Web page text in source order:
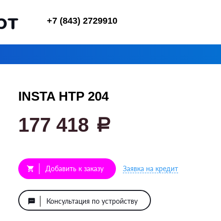
+7 (843) 2729910
INSTA HTP 204
177 418 a
shopping_cart Добавить к заказу Заявка на кредит
textsms Консультация по устройству